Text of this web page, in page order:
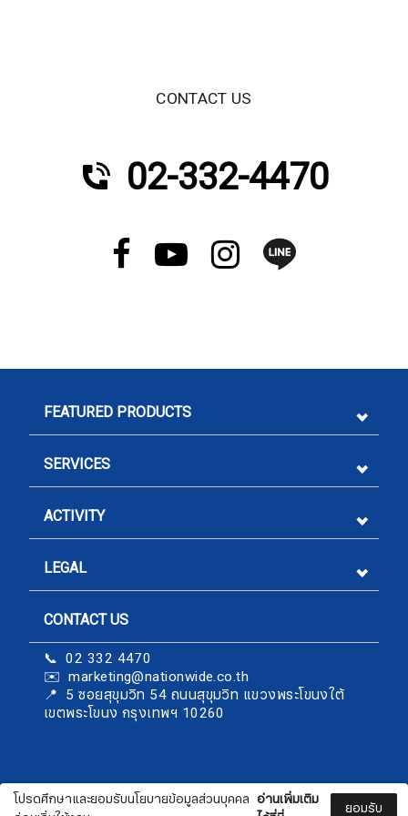
โปรดศึกษาและยอมรับนโยบายข้อมูลส่วนบุคคล อ่านเพิ่มเติม
ยอมรับ
CONTACT US
02-332-4470
FEATURED PRODUCTS
SERVICES
ACTIVITY
LEGAL
CONTACT US
📞 02 332 4470
✉️ marketing@nationwide.co.th
​​​​​​​📍 5 ซอยสุขุมวิท 54 ถนนสุขุมวิท แขวงพระโขนงใต้
เขตพระโขนง กรุงเทพฯ 10260
nationwide.co.th
Sign me up for emails
First name